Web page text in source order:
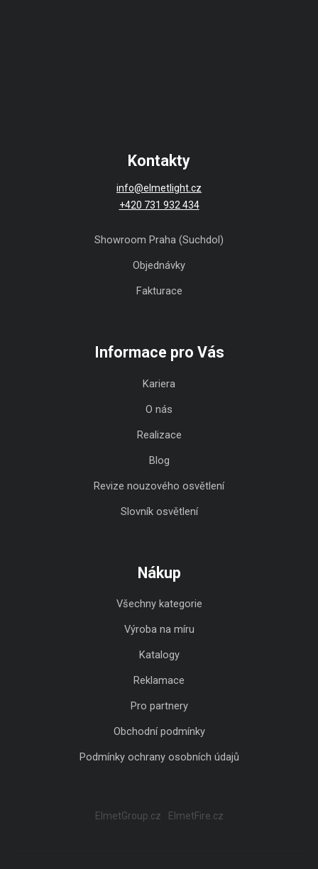
Kontakty
info@elmetlight.cz
+420 731 932 434
Showroom Praha (Suchdol)
Objednávky
Fakturace
Informace pro Vás
Kariera
O nás
Realizace
Blog
Revize nouzového osvětlení
Slovník osvětlení
Nákup
Všechny kategorie
Výroba na míru
Katalogy
Reklamace
Pro partnery
Obchodní podmínky
Podmínky ochrany osobních údajů
ElmetGroup.cz ElmetFire.cz